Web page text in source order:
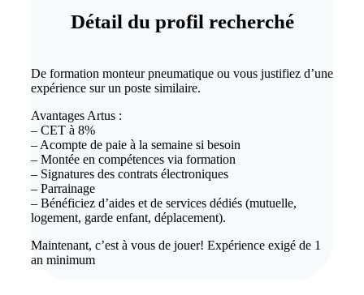
Détail du profil recherché
De formation monteur pneumatique ou vous justifiez d’une
expérience sur un poste similaire.
Avantages Artus :
– CET à 8%
– Acompte de paie à la semaine si besoin
– Montée en compétences via formation
– Signatures des contrats électroniques
– Parrainage
– Bénéficiez d’aides et de services dédiés (mutuelle,
logement, garde enfant, déplacement).
Maintenant, c’est à vous de jouer! Expérience exigé de 1
an minimum